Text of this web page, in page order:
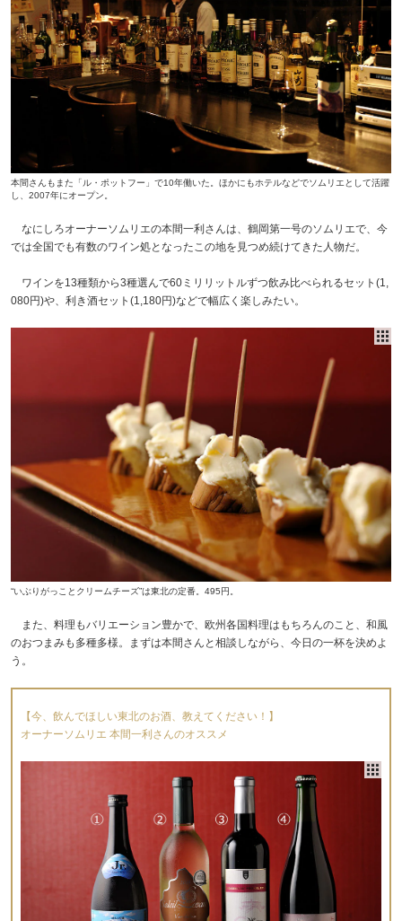
本間さんもまた「ル・ポットフー」で10年働いた。ほかにもホテルなどでソムリエとして活躍
し、2007年にオープン。
なにしろオーナーソムリエの本間一利さんは、鶴岡第一号のソムリエで、今
では全国でも有数のワイン処となったこの地を見つめ続けてきた人物だ。
ワインを13種類から3種選んで60ミリリットルずつ飲み比べられるセット(1,
080円)や、利き酒セット(1,180円)などで幅広く楽しみたい。
“いぶりがっことクリームチーズ”は東北の定番。495円。
また、料理もバリエーション豊かで、欧州各国料理はもちろんのこと、和風
のおつまみも多種多様。まずは本間さんと相談しながら、今日の一杯を決めよ
う。
【今、飲んでほしい東北のお酒、教えてください！】
オーナーソムリエ 本間一利さんのオススメ